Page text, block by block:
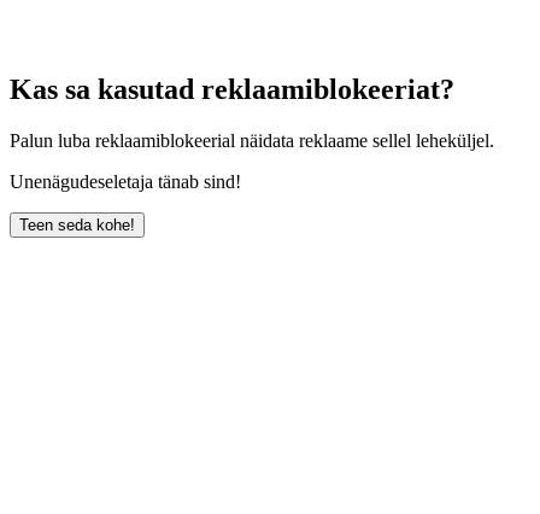
Kas sa kasutad reklaamiblokeeriat?
Palun luba reklaamiblokeerial näidata reklaame sellel leheküljel.
Unenägudeseletaja tänab sind!
Teen seda kohe!